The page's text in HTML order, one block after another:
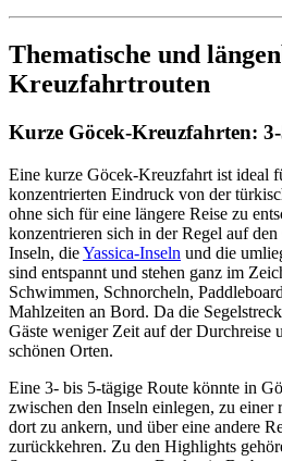
Thematische und
Kreuzfahrtrouten
Kurze Göcek-Kreuzfahrten: 3-
Eine kurze Göcek-Kreuzfahrt ist ideal
konzentrierten Eindruck von der
ohne sich für eine längere Reise zu
konzentrieren sich in der Regel auf
Inseln, dieYassica-Inseln und die
sind entspannt und stehen ganz im
Schwimmen, Schnorcheln,
Mahlzeiten an Bord. Da die
Gäste weniger Zeit auf der Durchreise
schönen Orten.
Eine 3- bis 5-tägige Route könnte in
zwischen den Inseln einlegen, zu
dort zu ankern, und über eine andere
zurückkehren. Zu den Highlights